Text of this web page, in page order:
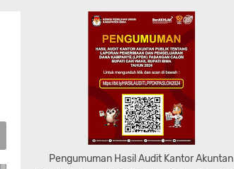
Pengumuman Hasil Audit Kantor Akuntan